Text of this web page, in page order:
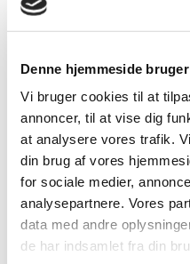
Denne hjemmeside
Vi bruger cookies til at
annoncer, til at vise dig
at analysere vores trafik.
din brug af vores
for sociale medier,
analysepartnere. Vores
data med andre
de har indsamlet fra din
spændende
Oplevelsen vil helt
tanker i gang.
Kan kun anbefales,